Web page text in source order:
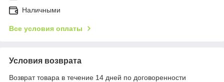
Наличными
Все условия оплаты
Условия возврата
Возврат товара в течение 14 дней по договоренности